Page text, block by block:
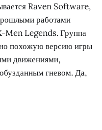
Raven Software,
работами
Legends. Группа
похожую версию игры
движениями,
гневом. Да,